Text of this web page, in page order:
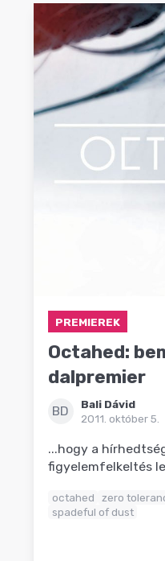
PREMIEREK
Octahed:
dalpremier
BD
Bali Dávid
2011. október 5.
...hogy a
figyelemfelkeltés
octahed zero
spadeful of dust